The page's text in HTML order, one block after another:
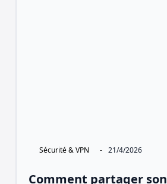
Sécurité & VPN - 21/4/2026
Comment partager son